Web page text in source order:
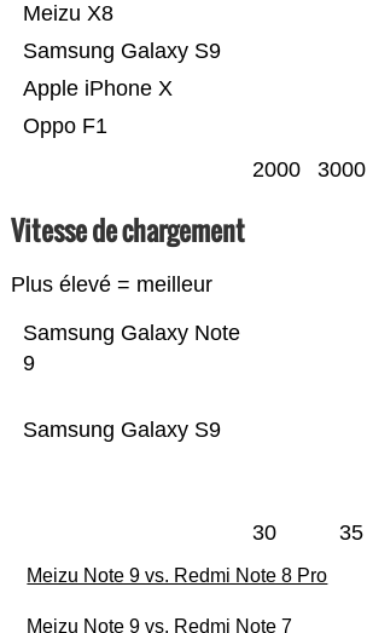
Oppo F1
Apple iPhone X
Samsung Galaxy S9
Meizu X8
2000 3000
Vitesse de chargement
Plus élevé = meilleur
Samsung Galaxy S9
Samsung Galaxy Note
9
30 35
Meizu Note 9 vs. Redmi Note 8 Pro
Meizu Note 9 vs. Redmi Note 7